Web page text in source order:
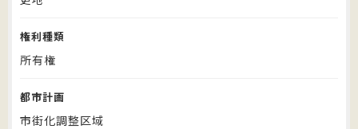
権利種類
所有権
都市計画
市街化調整区域